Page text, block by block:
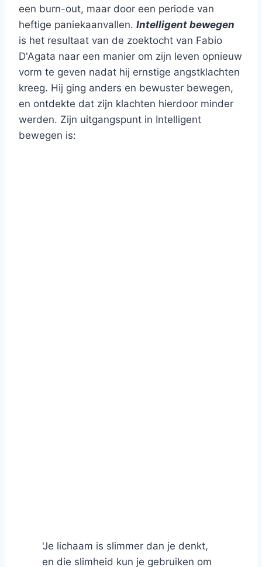
een burn-out, maar door een periode van
heftige paniekaanvallen. Intelligent bewegen
is het resultaat van de zoektocht van Fabio
D'Agata naar een manier om zijn leven opnieuw
vorm te geven nadat hij ernstige angstklachten
kreeg. Hij ging anders en bewuster bewegen,
en ontdekte dat zijn klachten hierdoor minder
werden. Zijn uitgangspunt in Intelligent
bewegen is:
'Je lichaam is slimmer dan je denkt,
en die slimheid kun je gebruiken om